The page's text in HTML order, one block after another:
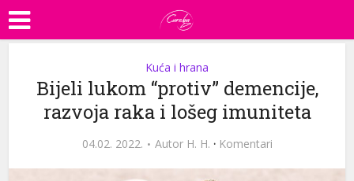
Kuća i hrana
Bijeli lukom “protiv” demencije,
razvoja raka i lošeg imuniteta
04.02. 2022. Autor H. H. · Komentari